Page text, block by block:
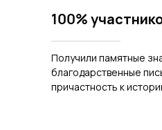
100%
Получили памятные
благодарственные
причастность к